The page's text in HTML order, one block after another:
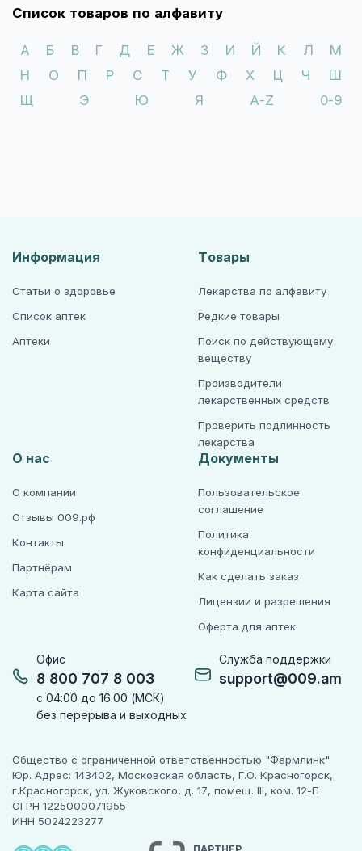
Список товаров по алфавиту
А Б В Г Д Е Ж З И Й К Л
М
Н
О П Р С Т У Ф Х Ц Ч
Ш
Щ
Э Ю Я A-Z 0-9
Офис
8 800 707 8 003
с 04:00 до 16:00 (МСК)
без перерыва и выходных
Служба поддержки
support@009.am
Информация
Статьи о здоровье
Список аптек
Аптеки
Товары
Лекарства по алфавиту
Редкие товары
Поиск по действующему
веществу
Производители
лекарственных средств
Проверить подлинность
лекарства
О нас
О компании
Отзывы 009.рф
Контакты
Партнёрам
Карта сайта
Документы
Пользовательское
соглашение
Политика
конфиденциальности
Как сделать заказ
Лицензии и разрешения
Оферта для аптек
Общество с ограниченной ответственностью "Фармлинк"
Юр. Адрес: 143402, Московская область, Г.О. Красногорск,
г.Красногорск, ул. Жуковского, д. 17, помещ. III, ком. 12-П
ОГРН 1225000071955
ИНН 5024223277